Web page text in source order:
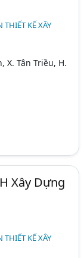
THIẾT KẾ XÂY
X. Tân Triều, H.
Xây Dựng
THIẾT KẾ XÂY